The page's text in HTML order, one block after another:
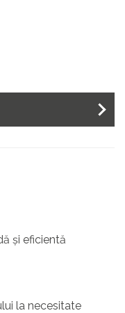
și eficientă
la necesitate